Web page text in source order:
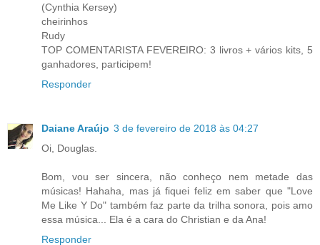
(Cynthia Kersey)
cheirinhos
Rudy
TOP COMENTARISTA FEVEREIRO: 3 livros + vários kits, 5
ganhadores, participem!
Responder
Daiane Araújo 3 de fevereiro de 2018 às 04:27
Oi, Douglas.
Bom, vou ser sincera, não conheço nem metade das
músicas! Hahaha, mas já fiquei feliz em saber que "Love
Me Like Y Do" também faz parte da trilha sonora, pois amo
essa música... Ela é a cara do Christian e da Ana!
Responder